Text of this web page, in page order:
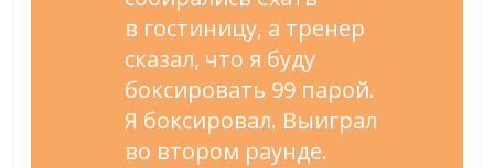
в гостиницу, а тренер
сказал, что я буду
боксировать 99 парой.
Я боксировал. Выиграл
во втором раунде.